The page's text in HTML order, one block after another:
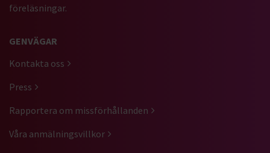
föreläsningar.
GENVÄGAR
Kontakta oss
Press
Rapportera om missförhållanden
Våra anmälningsvillkor